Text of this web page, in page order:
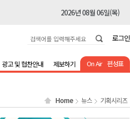
2026년 08월 06일(목)
2026년 08월 06일(목)
2026년 08월 06일(목)
2026년 08월 06일(목)
로그인
On Air 편성표
광고 및 협찬안내 제보하기
Home 뉴스 기획시리즈